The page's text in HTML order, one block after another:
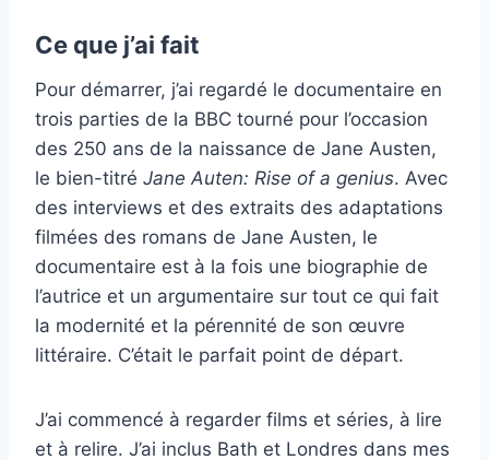
Ce que j’ai fait
Pour démarrer, j’ai regardé le documentaire en
trois parties de la BBC tourné pour l’occasion
des 250 ans de la naissance de Jane Austen,
le bien-titré Jane Auten: Rise of a genius. Avec
des interviews et des extraits des adaptations
filmées des romans de Jane Austen, le
documentaire est à la fois une biographie de
l’autrice et un argumentaire sur tout ce qui fait
la modernité et la pérennité de son œuvre
littéraire. C’était le parfait point de départ.
J’ai commencé à regarder films et séries, à lire
et à relire. J’ai inclus Bath et Londres dans mes